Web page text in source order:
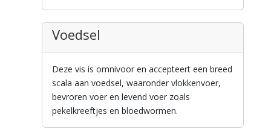
Voedsel
Deze vis is omnivoor en accepteert een breed
scala aan voedsel, waaronder vlokkenvoer,
bevroren voer en levend voer zoals
pekelkreeftjes en bloedwormen.